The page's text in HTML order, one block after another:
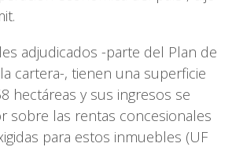
adjudicados -parte del Plan de
cartera-, tienen una superficie
hectáreas y sus ingresos se
sobre las rentas concesionales
para estos inmuebles (UF